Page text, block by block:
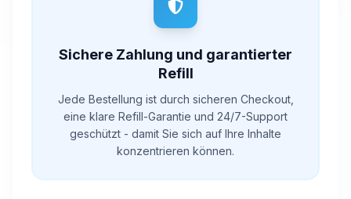
Sichere Zahlung und garantierter
Refill
Jede Bestellung ist durch sicheren Checkout,
eine klare Refill-Garantie und 24/7-Support
geschützt - damit Sie sich auf Ihre Inhalte
konzentrieren können.